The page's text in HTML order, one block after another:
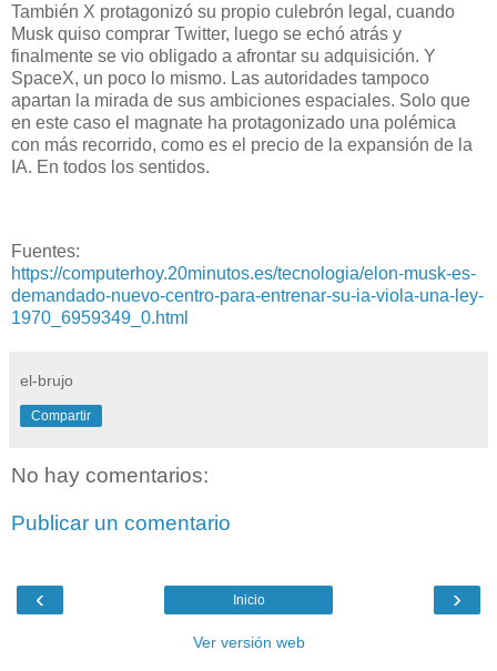
También X protagonizó su propio culebrón legal, cuando
Musk quiso comprar Twitter, luego se echó atrás y
finalmente se vio obligado a afrontar su adquisición. Y
SpaceX, un poco lo mismo. Las autoridades tampoco
apartan la mirada de sus ambiciones espaciales. Solo que
en este caso el magnate ha protagonizado una polémica
con más recorrido, como es el precio de la expansión de la
IA. En todos los sentidos.
Fuentes:
https://computerhoy.20minutos.es/tecnologia/elon-musk-es-
demandado-nuevo-centro-para-entrenar-su-ia-viola-una-ley-
1970_6959349_0.html
el-brujo
Compartir
No hay comentarios:
Publicar un comentario
‹ ›
Inicio
Ver versión web